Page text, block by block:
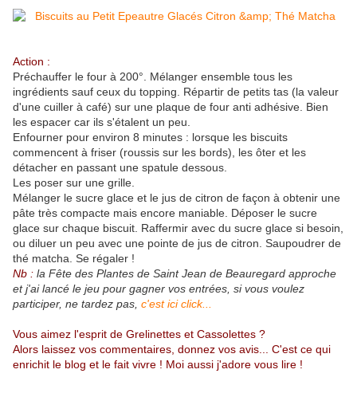
Action :
Préchauffer le four à 200°. Mélanger ensemble tous les
ingrédients sauf ceux du topping. Répartir de petits tas (la valeur
d'une cuiller à café) sur une plaque de four anti adhésive. Bien
les espacer car ils s'étalent un peu.
Enfourner pour environ 8 minutes : lorsque les biscuits
commencent à friser (roussis sur les bords), les ôter et les
détacher en passant une spatule dessous.
Les poser sur une grille.
Mélanger le sucre glace et le jus de citron de façon à obtenir une
pâte très compacte mais encore maniable. Déposer le sucre
glace sur chaque biscuit. Raffermir avec du sucre glace si besoin,
ou diluer un peu avec une pointe de jus de citron. Saupoudrer de
thé matcha. Se régaler !
Nb : la Fête des Plantes de Saint Jean de Beauregard approche
et j'ai lancé le jeu pour gagner vos entrées, si vous voulez
participer, ne tardez pas, c'est ici click...
Vous aimez l'esprit de Grelinettes et Cassolettes ?
Alors laissez vos commentaires, donnez vos avis... C'est ce qui
enrichit le blog et le fait vivre ! Moi aussi j'adore vous lire !